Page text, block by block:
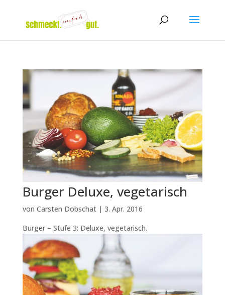
Burger Deluxe, vegetarisch
von Carsten Dobschat| 3. Apr. 2016
Burger – Stufe 3: Deluxe, vegetarisch.